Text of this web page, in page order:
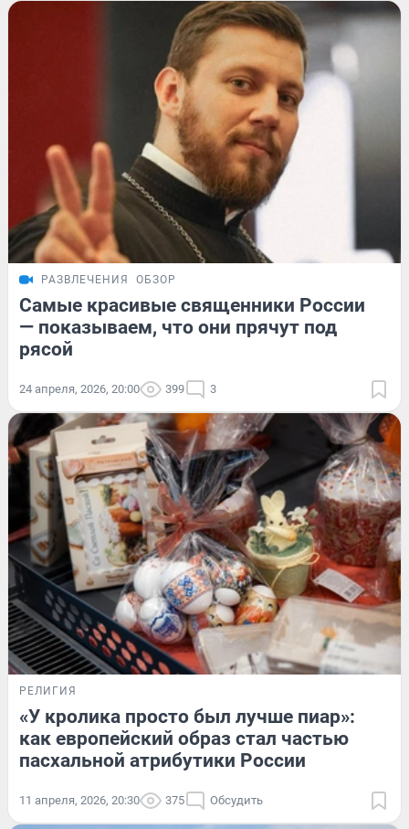
РАЗВЛЕЧЕНИЯ ОБЗОР
Самые красивые священники России
— показываем, что они прячут под
рясой
24 апреля, 2026, 20:00 399 3
РЕЛИГИЯ
«У кролика просто был лучше пиар»:
как европейский образ стал частью
пасхальной атрибутики России
11 апреля, 2026, 20:30 375 Обсудить